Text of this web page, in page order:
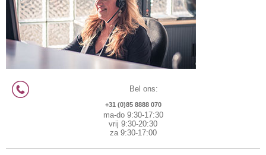
Bel ons:
+31 (0)85 8888 070
ma-do 9:30-17:30
vrij 9:30-20:30
za 9:30-17:00